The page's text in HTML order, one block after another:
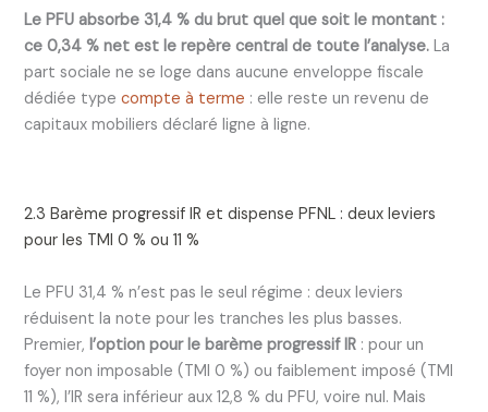
Le PFU absorbe 31,4 % du brut quel que soit le montant :
ce 0,34 % net est le repère central de toute l’analyse. La
part sociale ne se loge dans aucune enveloppe fiscale
dédiée typecompte à terme : elle reste un revenu de
capitaux mobiliers déclaré ligne à ligne.
2.3 Barème progressif IR et dispense PFNL : deux leviers
pour les TMI 0 % ou 11 %
Le PFU 31,4 % n’est pas le seul régime : deux leviers
réduisent la note pour les tranches les plus basses.
Premier,l’option pour le barème progressif IR : pour un
foyer non imposable (TMI 0 %) ou faiblement imposé (TMI
11 %), l’IR sera inférieur aux 12,8 % du PFU, voire nul. Mais